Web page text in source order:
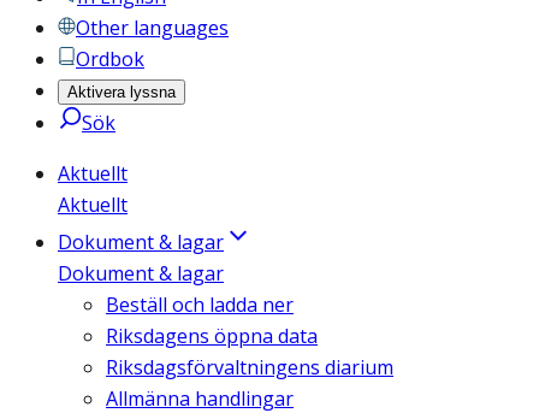
Other languages
Ordbok
Aktivera lyssna
Sök
Aktuellt
Aktuellt
Dokument & lagar
Dokument & lagar
Beställ och ladda ner
Riksdagens öppna data
Riksdagsförvaltningens diarium
Allmänna handlingar